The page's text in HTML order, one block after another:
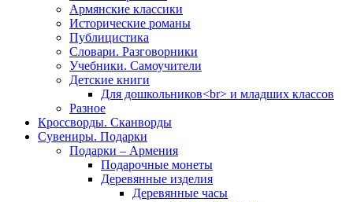
Армянские классики
Исторические романы
Публицистика
Словари. Разговорники
Учебники. Самоучители
Детские книги
Для дошкольников<br> и младших классов
Разное
Кроссворды. Сканворды
Сувениры. Подарки
Подарки – Армения
Подарочные монеты
Деревянные изделия
Деревянные часы